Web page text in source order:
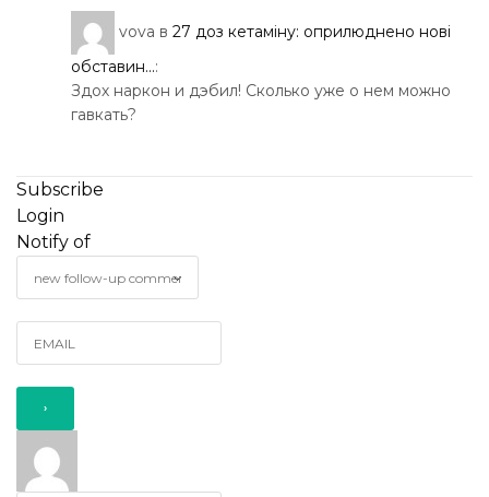
vova в 27 доз кетаміну: оприлюднено нові
обставин...:
Здох наркон и дэбил! Сколько уже о нем можно
гавкать?
Subscribe
Login
Notify of